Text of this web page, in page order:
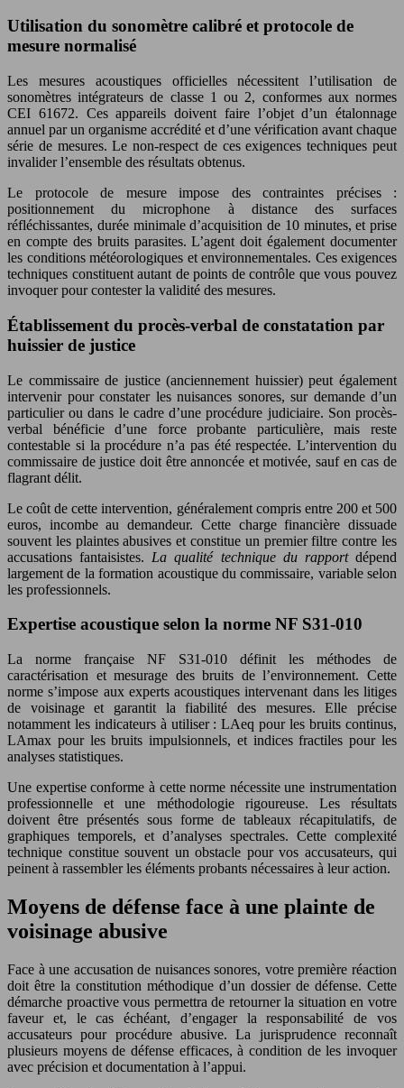
Utilisation du sonomètre calibré et protocole de
mesure normalisé
Les mesures acoustiques officielles nécessitent l’utilisation de
sonomètres intégrateurs de classe 1 ou 2, conformes aux normes
CEI 61672. Ces appareils doivent faire l’objet d’un étalonnage
annuel par un organisme accrédité et d’une vérification avant chaque
série de mesures. Le non-respect de ces exigences techniques peut
invalider l’ensemble des résultats obtenus.
Le protocole de mesure impose des contraintes précises :
positionnement du microphone à distance des surfaces
réfléchissantes, durée minimale d’acquisition de 10 minutes, et prise
en compte des bruits parasites. L’agent doit également documenter
les conditions météorologiques et environnementales. Ces exigences
techniques constituent autant de points de contrôle que vous pouvez
invoquer pour contester la validité des mesures.
Établissement du procès-verbal de constatation par
huissier de justice
Le commissaire de justice (anciennement huissier) peut également
intervenir pour constater les nuisances sonores, sur demande d’un
particulier ou dans le cadre d’une procédure judiciaire. Son procès-
verbal bénéficie d’une force probante particulière, mais reste
contestable si la procédure n’a pas été respectée. L’intervention du
commissaire de justice doit être annoncée et motivée, sauf en cas de
flagrant délit.
Le coût de cette intervention, généralement compris entre 200 et 500
euros, incombe au demandeur. Cette charge financière dissuade
souvent les plaintes abusives et constitue un premier filtre contre les
accusations fantaisistes. La qualité technique du rapportdépend
largement de la formation acoustique du commissaire, variable selon
les professionnels.
Expertise acoustique selon la norme NF S31-010
La norme française NF S31-010 définit les méthodes de
caractérisation et mesurage des bruits de l’environnement. Cette
norme s’impose aux experts acoustiques intervenant dans les litiges
de voisinage et garantit la fiabilité des mesures. Elle précise
notamment les indicateurs à utiliser : LAeq pour les bruits continus,
LAmax pour les bruits impulsionnels, et indices fractiles pour les
analyses statistiques.
Une expertise conforme à cette norme nécessite une instrumentation
professionnelle et une méthodologie rigoureuse. Les résultats
doivent être présentés sous forme de tableaux récapitulatifs, de
graphiques temporels, et d’analyses spectrales. Cette complexité
technique constitue souvent un obstacle pour vos accusateurs, qui
peinent à rassembler les éléments probants nécessaires à leur action.
Moyens de défense face à une plainte de
voisinage abusive
Face à une accusation de nuisances sonores, votre première réaction
doit être la constitution méthodique d’un dossier de défense. Cette
démarche proactive vous permettra de retourner la situation en votre
faveur et, le cas échéant, d’engager la responsabilité de vos
accusateurs pour procédure abusive. La jurisprudence reconnaît
plusieurs moyens de défense efficaces, à condition de les invoquer
avec précision et documentation à l’appui.